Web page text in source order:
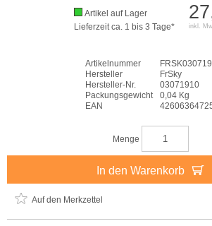
inkl.
Artikel auf Lager
Lieferzeit ca. 1 bis 3 Tage*
Artikelnummer
Hersteller
FrSky
Hersteller-Nr.
03071910
Packungsgewicht
0,04 Kg
EAN
Menge
In den Warenkorb
Auf den Merkzettel